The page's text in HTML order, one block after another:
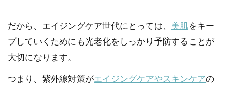
だから、エイジングケア世代にとっては、 美肌をキー
プしていくためにも光老化をしっかり予防することが
大切になります。
つまり、紫外線対策がエイジングケアやスキンケアの